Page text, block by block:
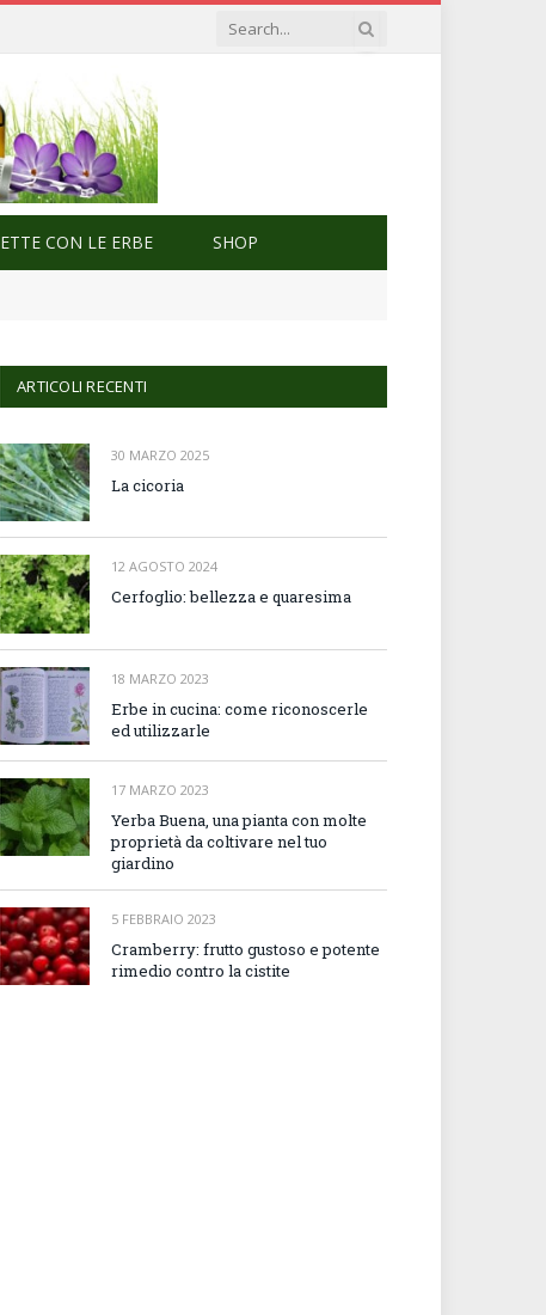
CON LE ERBE SHOP
ARTICOLI RECENTI
30 MARZO 2025
La cicoria
12 AGOSTO 2024
Cerfoglio: bellezza e quaresima
18 MARZO 2023
Erbe in cucina: come riconoscerle
ed utilizzarle
17 MARZO 2023
Yerba Buena, una pianta con molte
proprietà da coltivare nel tuo
giardino
5 FEBBRAIO 2023
Cramberry: frutto gustoso e potente
rimedio contro la cistite